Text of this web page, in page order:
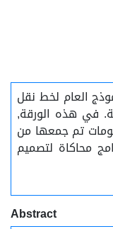
العام لخط نقل
في هذه الورقة,
تم جمعها من
محاكاة لتصميم
Abstract